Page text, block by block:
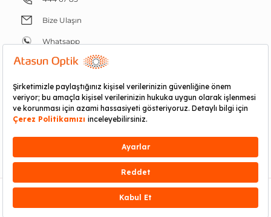
Sepete Ekle
Bize Ulaşın
Whatsapp
GÜVENLI ALIŞVERIŞ
2016 - 2026 Atasun Optik. Tüm Hakları Saklıdır.